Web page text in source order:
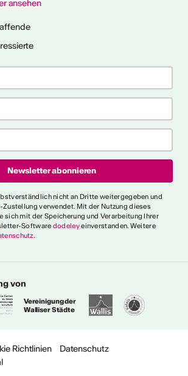
ansehen
nicht an Dritte weitergegeben und
verwendet. Mit der Nutzung dieses
sich mit der Speicherung und Verarbeitung Ihrer
Software dodeleyeinverstanden. Weitere
.
von
Vereinigung der
Walliser Städte
Richtlinien
Datenschutz